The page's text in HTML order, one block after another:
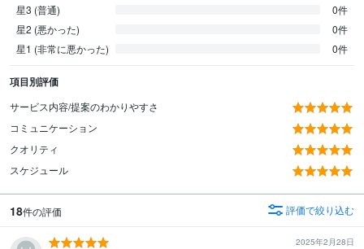
星3 (普通)
0件
星2 (悪かった)
0件
星1 (非常に悪かった)
0件
項目別評価
サービス内容/提案のわかりやすさ
コミュニケーション
クオリティ
スケジュール
18件の評価 評価で絞り込む
2025年2月28日